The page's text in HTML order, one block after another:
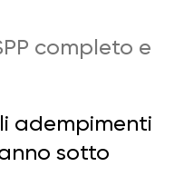
completo e
adempimenti
sotto